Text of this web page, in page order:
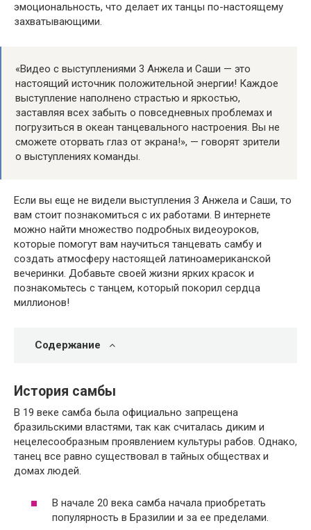
эмоциональность, что делает их танцы по-настоящему
захватывающими.
«Видео с выступлениями 3 Анжела и Саши — это
настоящий источник положительной энергии! Каждое
выступление наполнено страстью и яркостью,
заставляя всех забыть о повседневных проблемах и
погрузиться в океан танцевального настроения. Вы не
сможете оторвать глаз от экрана!», — говорят зрители
о выступлениях команды.
Если вы еще не видели выступления 3 Анжела и Саши, то
вам стоит познакомиться с их работами. В интернете
можно найти множество подробных видеоуроков,
которые помогут вам научиться танцевать самбу и
создать атмосферу настоящей латиноамериканской
вечеринки. Добавьте своей жизни ярких красок и
познакомьтесь с танцем, который покорил сердца
миллионов!
Содержание
История самбы
В 19 веке самба была официально запрещена
бразильскими властями, так как считалась диким и
нецелесообразным проявлением культуры рабов. Однако,
танец все равно существовал в тайных обществах и
домах людей.
В начале 20 века самба начала приобретать
популярность в Бразилии и за ее пределами.